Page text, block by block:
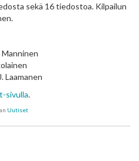
sekä 16 tiedostoa. Kilpailun
Manninen
Laamanen
sivulla.
Uutiset